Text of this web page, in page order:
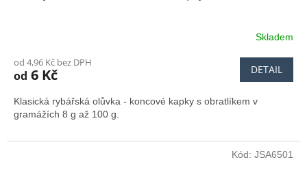
Skladem
od 4,96 Kč bez DPH
od 6 Kč DETAIL
Klasická rybářská olůvka - koncové kapky s obratlíkem v
gramážích 8 g až 100 g.
Kód: JSA6501